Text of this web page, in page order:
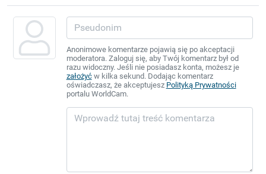
Anonimowe komentarze pojawią się po akceptacji
moderatora. Zaloguj się, aby Twój komentarz był od
razu widoczny. Jeśli nie posiadasz konta, możesz je
założyćw kilka sekund. Dodając komentarz
oświadczasz, że akceptujesz Polityką Prywatności
portalu WorldCam.